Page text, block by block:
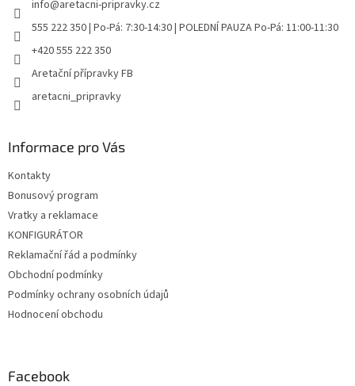
info@aretacni-pripravky.cz
555 222 350 | Po-Pá: 7:30-14:30 | POLEDNÍ PAUZA Po-Pá: 11:00-11:30
+420 555 222 350
Aretační přípravky FB
aretacni_pripravky
Informace pro Vás
Kontakty
Bonusový program
Vratky a reklamace
KONFIGURÁTOR
Reklamační řád a podmínky
Obchodní podmínky
Podmínky ochrany osobních údajů
Hodnocení obchodu
Facebook